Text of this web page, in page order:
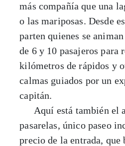
más compañía que una
o las mariposas. Desde
parten quienes se
de 6 y 10 pasajeros para
kilómetros de rápidos y
calmas guiados por un
capitán.
Aquí está también el
pasarelas, único paseo
precio de la entrada, que